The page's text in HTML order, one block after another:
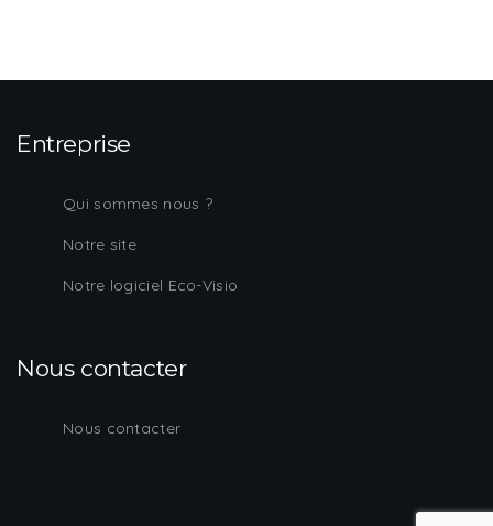
Entreprise
Qui sommes nous ?
Notre site
Notre logiciel Eco-Visio
Nous contacter
Nous contacter